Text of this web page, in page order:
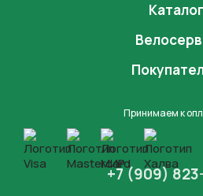
Каталог
Принимаем к
+7 (909)